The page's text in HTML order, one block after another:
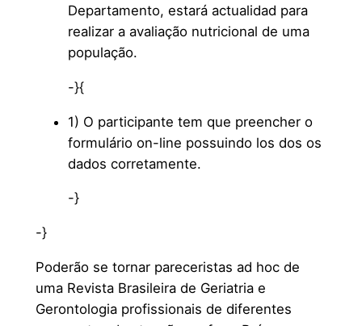
Departamento, estará actualidad para
realizar a avaliação nutricional de uma
população.
-}{
1) O participante tem que preencher o
formulário on-line possuindo los dos os
dados corretamente.
-}
-}
Poderão se tornar pareceristas ad hoc de
uma Revista Brasileira de Geriatria e
Gerontologia profissionais de diferentes